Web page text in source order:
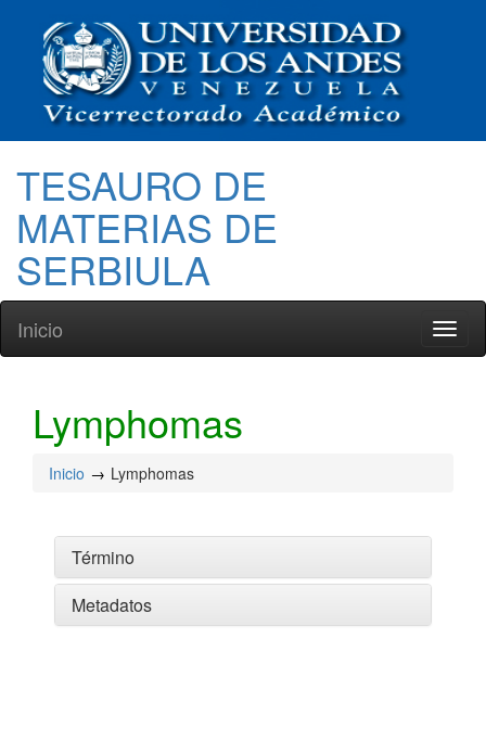
TESAURO DE
MATERIAS DE
SERBIULA
Inicio
Lymphomas
Inicio Lymphomas
Término
Metadatos